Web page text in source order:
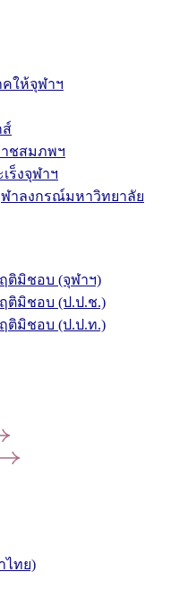
คให้จุฬาฯ
ส์
ชสมภพฯ
ร็งจุฬาฯ
ฬาลงกรณ์มหาวิทยาลัย
ติมิชอบ (จุฬาฯ)
ติมิชอบ (ป.ป.ช.)
ติมิชอบ (ป.ป.ท.)
ไทย)